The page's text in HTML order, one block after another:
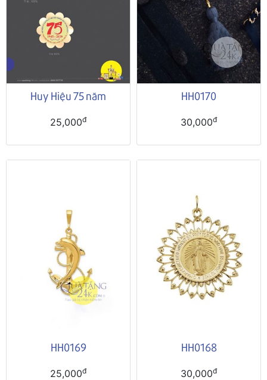
Huy Hiệu 75 năm
25,000đ
HH0170
30,000đ
HH0169
25,000đ
HH0168
30,000đ